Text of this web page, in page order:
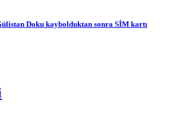
Doku kaybolduktan sonra SİM kartı